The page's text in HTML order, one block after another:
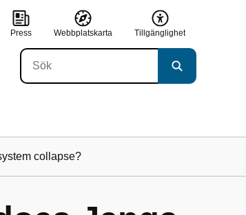
Press Webbplatskarta Tillgänglighet
collapse?